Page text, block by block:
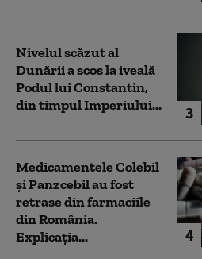
3
Nivelul scăzut al
Dunării a scos la iveală
Podul lui Constantin,
din timpul Imperiului...
4
Medicamentele Colebil
și Panzcebil au fost
retrase din farmaciile
din România.
Explicația...